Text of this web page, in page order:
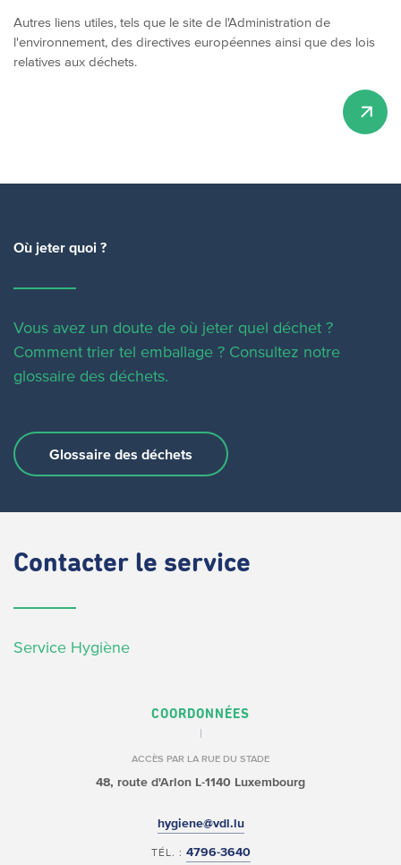
Autres liens utiles, tels que le site de l'Administration de
l'environnement, des directives européennes ainsi que des lois
relatives aux déchets.
Où jeter quoi ?
Vous avez un doute de où jeter quel déchet ?
Comment trier tel emballage ? Consultez notre
glossaire des déchets.
Glossaire des déchets
Contacter le service
Service Hygiène
COORDONNÉES
ACCÈS PAR LA RUE DU STADE
48, route d'Arlon L-1140 Luxembourg
hygiene@vdl.lu
TÉL. : 4796-3640